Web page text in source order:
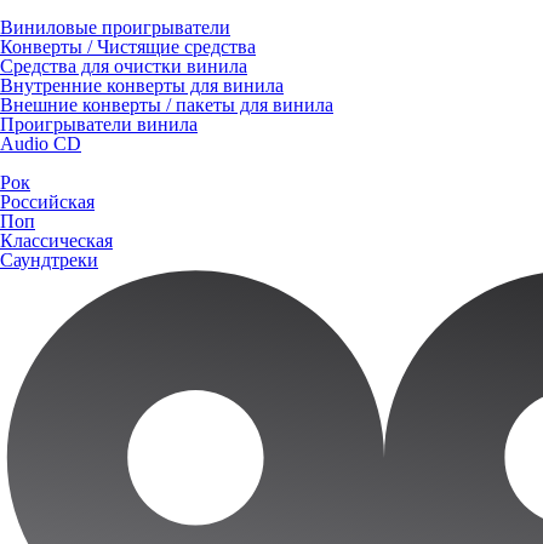
Виниловые проигрыватели
Конверты / Чистящие средства
Средства для очистки винила
Внутренние конверты для винила
Внешние конверты / пакеты для винила
Проигрыватели винила
Audio CD
Рок
Российская
Поп
Классическая
Саундтреки